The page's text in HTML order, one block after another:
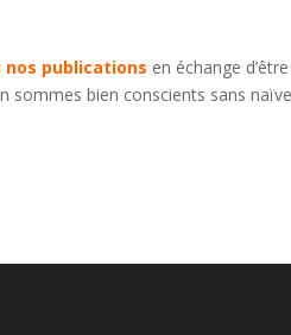
nos publications en échange
sommes bien conscients sans